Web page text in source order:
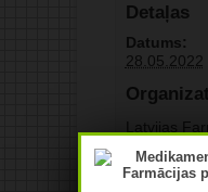
Detaļas
Datums:
28.05.2022
Latvijas